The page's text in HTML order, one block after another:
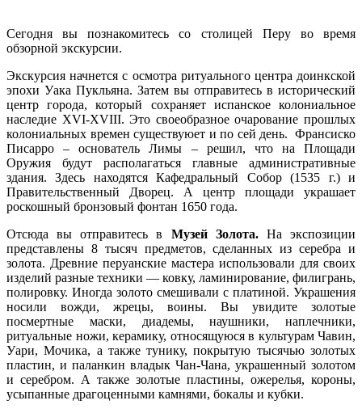
Сегодня вы познакомитесь со столицей Перу во время
обзорной экскурсии.
Экскурсия начнется с осмотра ритуального центра доинкской
эпохи Уака Пукльяна. Затем вы отправитесь в исторический
центр города, который сохраняет испанское колониальное
наследие XVI-XVIII. Это своеобразное очарование прошлых
колониальных времен существуюет и по сей день. Франсиско
Писарро – основатель Лимы – решил, что на Площади
Оружия будут располагаться главные административные
здания. Здесь находятся Кафедральный Собор (1535 г.) и
Правительственный Дворeц. А центр площади украшает
роскошный бронзовый фонтан 1650 года.
Отсюда вы отправитесь в Музей Золота.На экспозиции
представлены 8 тысяч предметов, сделанных из серебра и
золота. Древние перуанские мастера использовали для своих
изделий разные техники — ковку, ламинирование, филигрань,
полировку. Иногда золото смешивали с платиной. Украшения
носили вожди, жрецы, воины. Вы увидите золотые
посмертные маски, диадемы, наушники, наплечники,
ритуальные ножи, керамику, относящуюся в культурам Чавин,
Уари, Мочика, а также тунику, покрытую тысячью золотых
пластин, и паланкин владык Чан-Чана, украшенный золотом
и серебром. А также золотые пластины, ожерелья, короны,
усыпанные драгоценными камнями, бокалы и кубки.